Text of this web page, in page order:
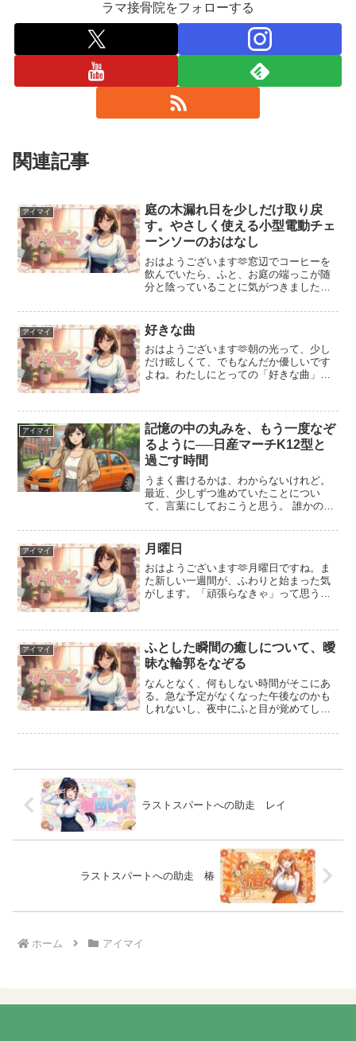
ラマ接骨院をフォローする
関連記事
アイマイ
庭の木漏れ日を少しだけ取り戻
す。やさしく使える小型電動チェ
ーンソーのおはなし
おはようございます🫶窓辺でコーヒーを
飲んでいたら、ふと、お庭の端っこが随
分と陰っていることに気がつきました。
い光をそっと遮ってしまっているみた
い。「少しだけ、切ってあげようかな」
そう思ってノコギリを持って...
アイマイ 好きな曲
おはようございます🫶朝の光って、少し
だけ眩しくて、でもなんだか優しいです
よね。わたしにとっての「好きな曲」
も、メロディがふわっと心を包んでくれ
るような……。何も考えずに...
アイマイ
記憶の中の丸みを、もう一度なぞ
るように──日産マーチK12型と
過ごす時間
うまく書けるかは、わからないけれど。
最近、少しずつ進めていたことについ
て、言葉にしておこうと思う。 誰かの役
しれない。 でも、小さなものを直してい
く静かな時間が、ここにはあったような
気がするから。ガレー...
アイマイ 月曜日
おはようございます🫶月曜日ですね。ま
た新しい一週間が、ふわりと始まった気
がします。「頑張らなきゃ」って思う
なくても、朝の光は優しく待ってくれて
いると思います。だから、今...
アイマイ
ふとした瞬間の癒しについて、曖
昧な輪郭をなぞる
なんとなく、何もしない時間がそこにあ
る。急な予定がなくなった午後なのかも
しれないし、夜中にふと目が覚めてしま
むのをただ眺めているような、そんな不
ラストスパートへの助走 レイ
ラストスパートへの助走 椿
ホーム アイマイ